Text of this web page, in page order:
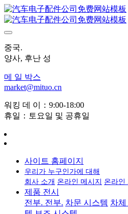
중국.
양사, 후난 성
메 일 박스
market@mituo.cn
워킹 데 이：9:00-18:00
휴일：토요일 및 공휴일
사이트 홈페이지
우리가 누구인가에 대해
회사 소개 온라인 메시지 온라인
제품 전시
전부. 전부. 차문 시스템 차